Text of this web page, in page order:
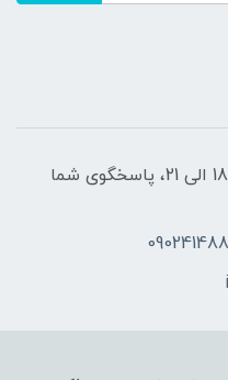
روزهای کاری از ساعت 10 الی 14 و 18 الی 21، پاسخگوی شما